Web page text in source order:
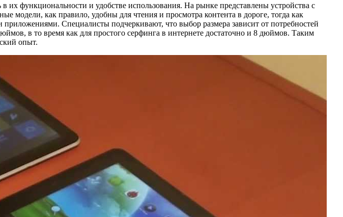
функциональности и удобстве использования. На рынке представлены устройства с
модели, как правило, удобны для чтения и просмотра контента в дороге, тогда как
Специалисты подчеркивают, что выбор размера зависит от потребностей
в то время как для простого серфинга в интернете достаточно и 8 дюймов. Таким
опыт.